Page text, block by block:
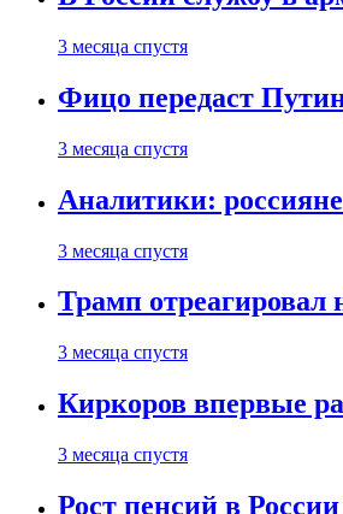
3 месяца спустя
Фицо передаст
3 месяца спустя
Аналитики:
3 месяца спустя
Трамп
3 месяца спустя
Киркоров впервые
3 месяца спустя
Рост пенсий в